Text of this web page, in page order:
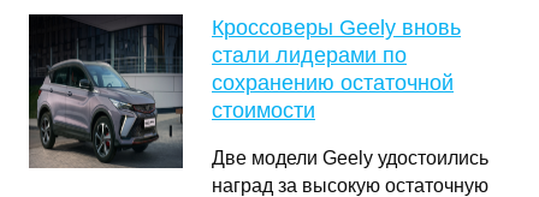
Кроссоверы Geely вновь
стали лидерами по
сохранению остаточной
стоимости
Две модели Geely удостоились
наград за высокую остаточную